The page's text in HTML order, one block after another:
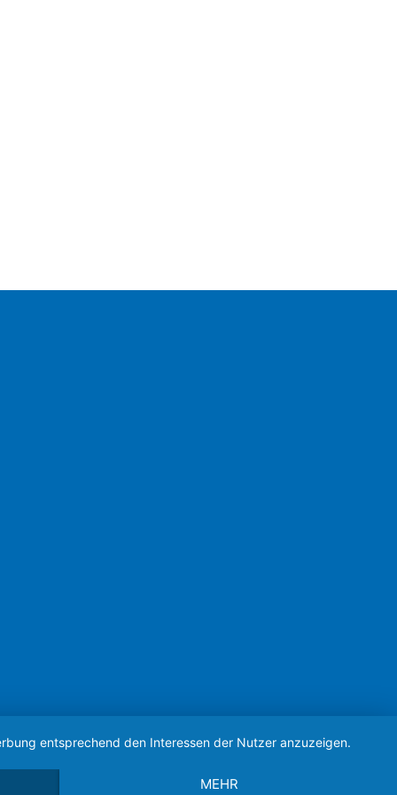
entsprechend den Interessen der Nutzer anzuzeigen.
MEHR